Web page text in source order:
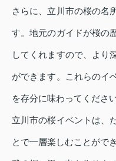
さらに、立川市の桜の名
す。地元のガイドが桜の
してくれますので、より
ができます。これらのイ
を存分に味わってください
立川市の桜イベントは、
とで一層楽しむことがで